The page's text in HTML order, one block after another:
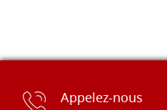
Appelez-nous